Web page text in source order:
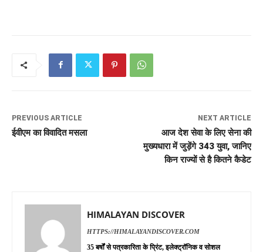
PREVIOUS ARTICLE
ईवीएम का विवादित मसला
NEXT ARTICLE
आज देश सेवा के लिए सेना की
मुख्यधारा में जुड़ेंगे 343 युवा, जानिए
किन राज्यों से है कितने कैडेट
HIMALAYAN DISCOVER
HTTPS://HIMALAYANDISCOVER.COM
35 बर्षों से पत्रकारिता के प्रिंट, इलेक्ट्रॉनिक व सोशल